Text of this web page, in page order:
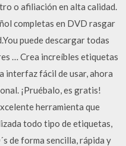
o afiliación en alta calidad.
completas en DVD rasgar
puede descargar todas
… Crea increíbles etiquetas
interfaz fácil de usar, ahora
¡Pruébalo, es gratis!
herramienta que
todo tipo de etiquetas,
de forma sencilla, rápida y